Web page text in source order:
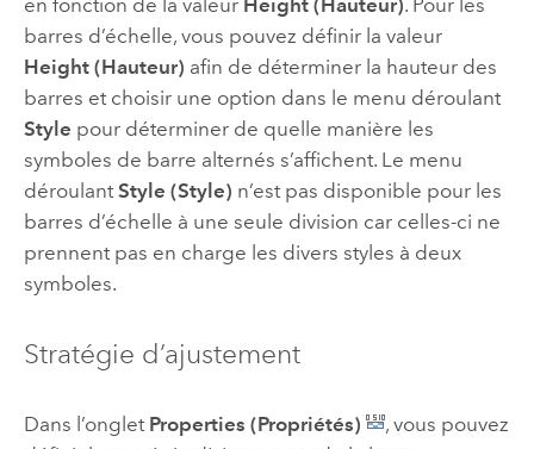
en fonction de la valeur Height (Hauteur). Pour les
barres d’échelle, vous pouvez définir la valeur
Height (Hauteur) afin de déterminer la hauteur des
barres et choisir une option dans le menu déroulant
Style pour déterminer de quelle manière les
symboles de barre alternés s’affichent. Le menu
déroulant Style (Style) n’est pas disponible pour les
barres d’échelle à une seule division car celles-ci ne
prennent pas en charge les divers styles à deux
symboles.
Stratégie d’ajustement
Dans l’onglet Properties (Propriétés)
, vous pouvez